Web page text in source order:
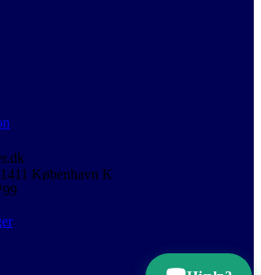
København K